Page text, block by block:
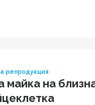
репродукция
на